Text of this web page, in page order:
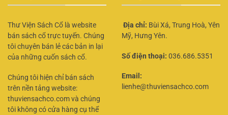
Thư Viện Sách Cổ là website
bán sách cổ trực tuyến. Chúng
tôi chuyên bán lẻ các bản in lại
của những cuốn sách cổ.
Chúng tôi hiện chỉ bán sách
trên nền tảng website:
thuviensachco.com và chúng
tôi không có cửa hàng cụ thể
Địa chỉ: Bùi Xá, Trung Hoà, Yên
Mỹ, Hưng Yên.
Số điện thoại: 036.686.5351
Email:
lienhe@thuviensachco.com